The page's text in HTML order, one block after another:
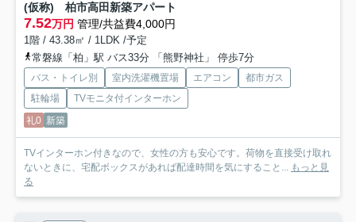
(仮称) 柏市高田新築アパート
7.52万円 管理/共益費4,000円
1階 / 43.38㎡ / 1LDK /予定
常磐線「柏」駅 バス33分 「熊野神社」 停歩7分
バス・トイレ別 室内洗濯機置場 エアコン
都市ガス
駐輪場
TVモニタ付インターホン
礼0 新築
TVインターホン付きなので、女性の方も安心です。荷物を直接受け取れ
ないときに、宅配ボックスがあれば配達時間を気にすること... もっと見
る